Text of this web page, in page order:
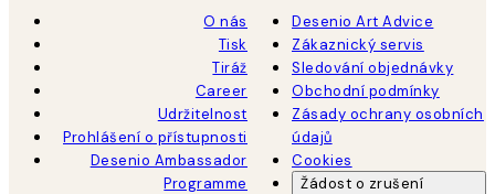
O nás
Tisk
Tiráž
Career
Udržitelnost
Prohlášení o přístupnosti
Desenio Ambassador
Programme
Desenio Art Advice
Zákaznický servis
Sledování objednávky
Obchodní podmínky
Zásady ochrany osobních
údajů
Cookies
Žádost o zrušení